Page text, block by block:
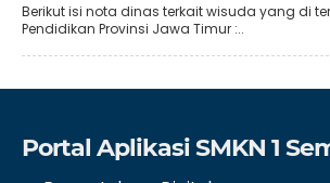
Berikut isi nota dinas terkait wisuda yang di
Pendidikan Provinsi Jawa Timur :..
Portal Aplikasi SMKN 1